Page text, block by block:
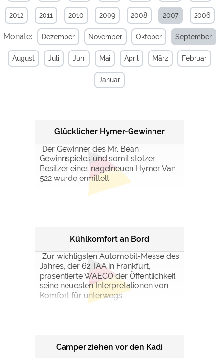
2012 2011 2010 2009 2008 2007 2006
Monate: Dezember November Oktober September
August Juli Juni Mai April März Februar
Januar
Glücklicher Hymer-Gewinner
Der Gewinner des Mr. Bean
Gewinnspieles und somit stolzer
Besitzer eines nagelneuen Hymer Van
522 wurde ermittelt
Kühlkomfort an Bord
Zur wichtigsten Automobil-Messe des
Jahres, der 62. IAA in Frankfurt,
präsentierte WAECO der Öffentlichkeit
seine neuesten Interpretationen von
Komfort für unterwegs.
Camper ziehen vor den Kadi
Externe Medien
YouTube (Videos von
https://policies.google.com/privacy
Campingplatzvorschau (Vorschau
siehe Datenschutzerklärung des
Statistiken
Google Analytics https://policies.google.com/privacy
Die Cookieeinstellungen können jeder Zeit im Footer
über "COOKIES" geändert werden!